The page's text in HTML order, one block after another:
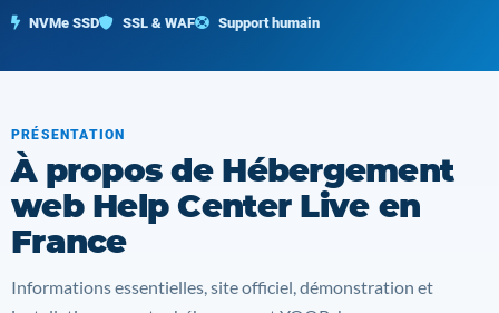
NVMe SSD SSL & WAF Support humain
PRÉSENTATION
À propos de Hébergement
web Help Center Live en
France
Informations essentielles, site officiel, démonstration et